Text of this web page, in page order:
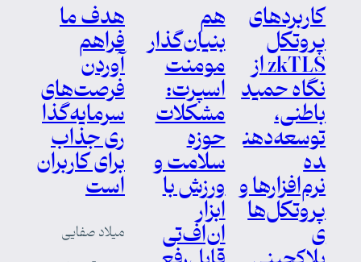
کاربردهای
پروتکل
zkTLS از
نگاه حمید
باطنی،
توسعه‌دهن
ده
نرم‌افزارها و
پروتکل‌ها
ی
هم
بنیان‌گذار
مومنت
اسپرت:
مشکلات
حوزه
سلامت و
ورزش با
ابزار
ان‌اف‌تی
هدف ما
فراهم
آوردن
فرصت‌های
سرمایه‌گذا
ری جذاب
برای کاربران
است
میلاد صفایی